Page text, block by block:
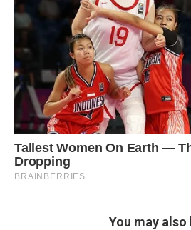
You may also